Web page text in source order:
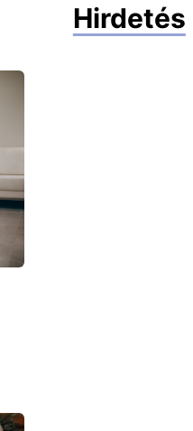
Hirdetés